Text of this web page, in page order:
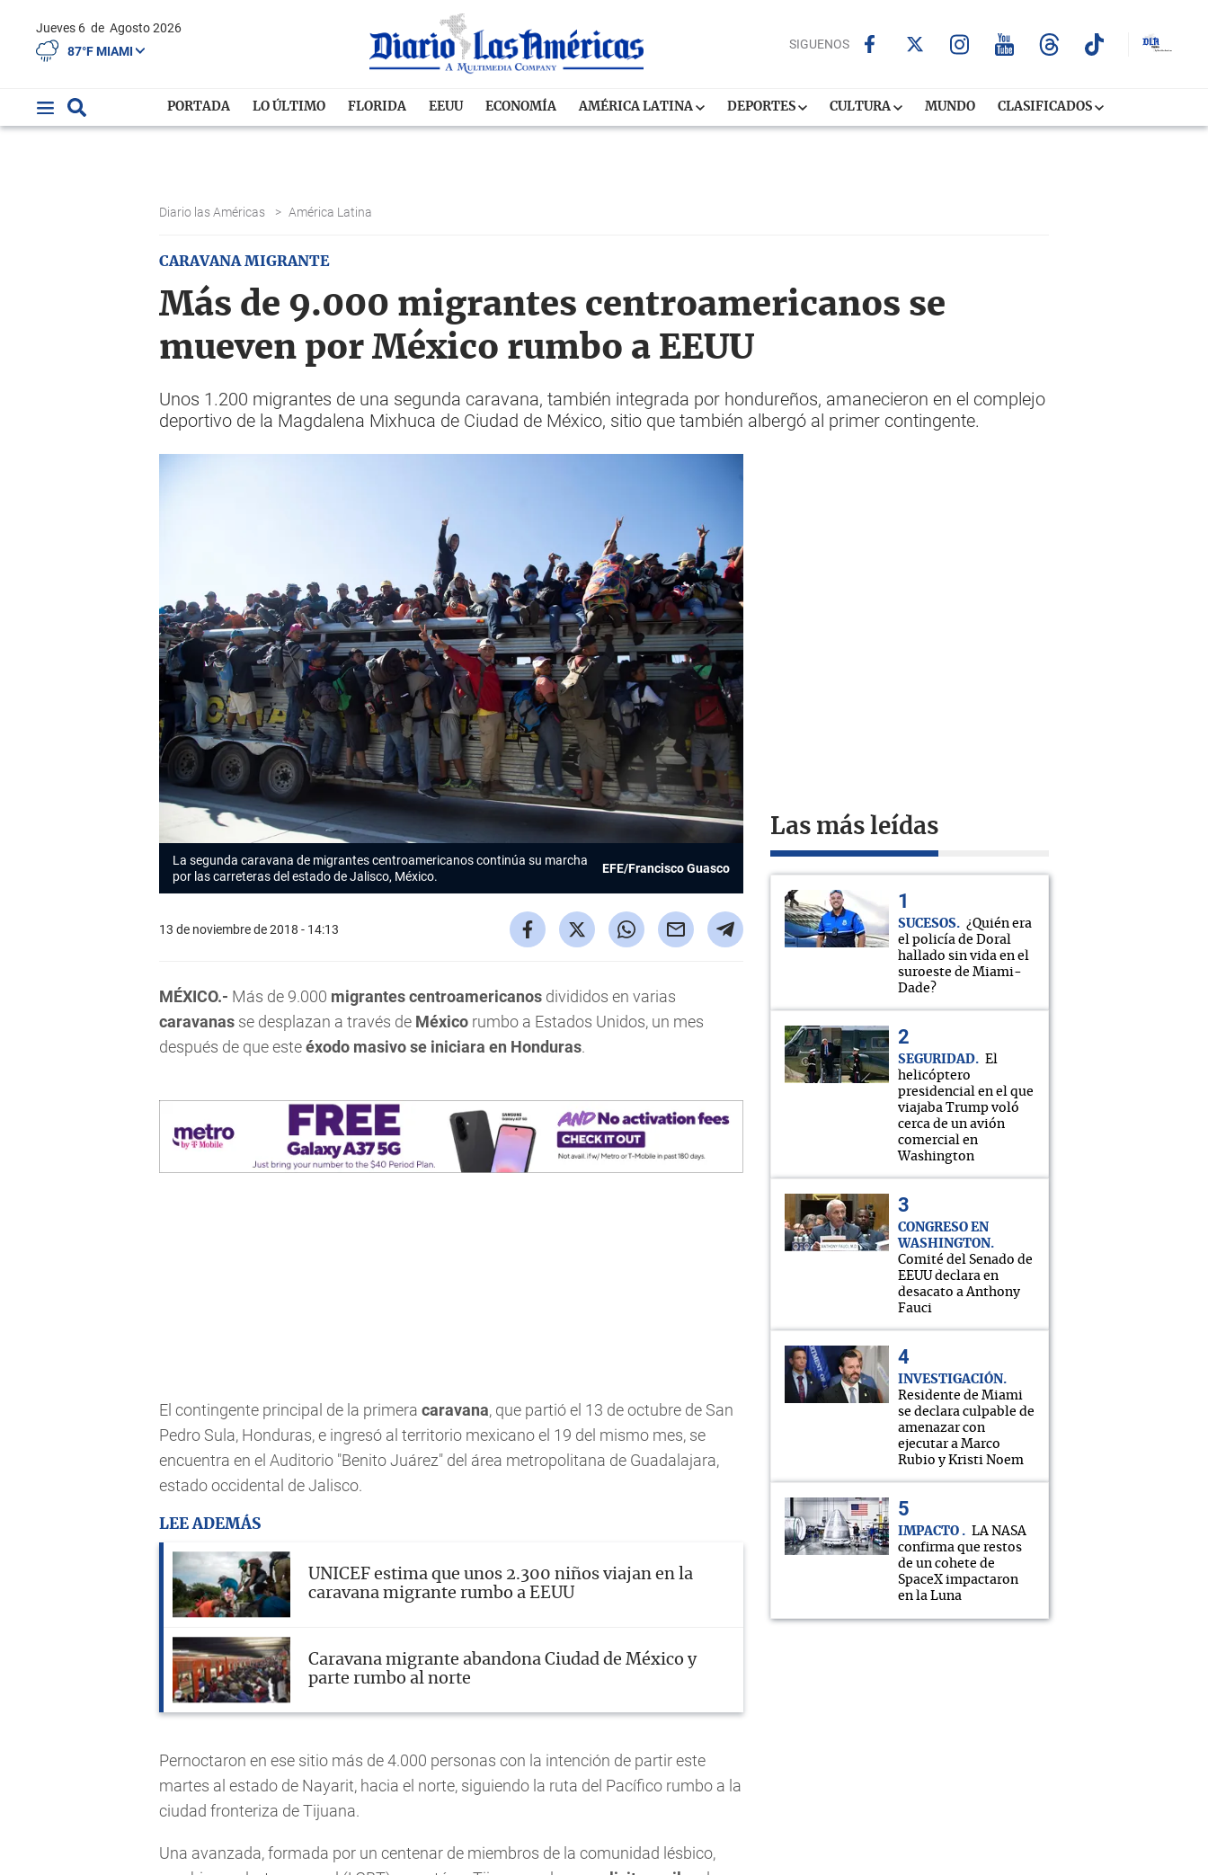
Jueves 6 de Agosto 2026
87°F MIAMI
SIGUENOS
PORTADA LO ÚLTIMO FLORIDA EEUU ECONOMÍA AMÉRICA LATINA DEPORTES CULTURA MUNDO CLASIFICADOS
Diario las Américas > América Latina
CARAVANA MIGRANTE
Más de 9.000 migrantes centroamericanos se
mueven por México rumbo a EEUU
Unos 1.200 migrantes de una segunda caravana, también integrada por hondureños, amanecieron en el complejo
deportivo de la Magdalena Mixhuca de Ciudad de México, sitio que también albergó al primer contingente.
La segunda caravana de migrantes centroamericanos continúa su marcha
por las carreteras del estado de Jalisco, México.
EFE/Francisco Guasco
13 de noviembre de 2018 - 14:13
MÉXICO.- Más de 9.000 migrantes centroamericanos divididos en varias
caravanas se desplazan a través de México rumbo a Estados Unidos, un mes
después de que esteéxodo masivo se iniciara en Honduras.
El contingente principal de la primera caravana, que partió el 13 de octubre de San
Pedro Sula, Honduras, e ingresó al territorio mexicano el 19 del mismo mes, se
encuentra en el Auditorio "Benito Juárez" del área metropolitana de Guadalajara,
estado occidental de Jalisco.
LEE ADEMÁS
UNICEF estima que unos 2.300 niños viajan en la
caravana migrante rumbo a EEUU
Caravana migrante abandona Ciudad de México y
parte rumbo al norte
Pernoctaron en ese sitio más de 4.000 personas con la intención de partir este
martes al estado de Nayarit, hacia el norte, siguiendo la ruta del Pacífico rumbo a la
ciudad fronteriza de Tijuana.
Una avanzada, formada por un centenar de miembros de la comunidad lésbico,
Las más leídas
SUCESOS
¿Quién era
el policía de Doral
hallado sin vida en el
suroeste de Miami-
Dade?
SEGURIDAD
El
helicóptero
presidencial en el que
viajaba Trump voló
cerca de un avión
comercial en
Washington
CONGRESO EN
WASHINGTON
Comité del Senado de
EEUU declara en
desacato a Anthony
Fauci
INVESTIGACIÓN
Residente de Miami
se declara culpable de
amenazar con
ejecutar a Marco
Rubio y Kristi Noem
IMPACTO
LA NASA
confirma que restos
de un cohete de
SpaceX impactaron
en la Luna